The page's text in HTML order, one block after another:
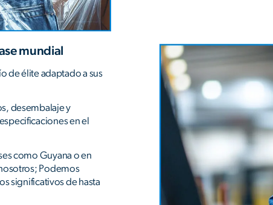
mundial
de élite adaptado a sus
desembalaje y
en el
como Guyana o en
Podemos
significativos de hasta